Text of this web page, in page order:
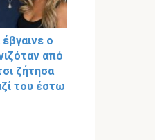
ο
από
ζήτησα
του έστω